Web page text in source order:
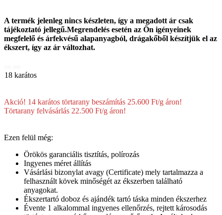
A termék jelenleg nincs készleten, így a megadott ár csak
tájékoztató jellegű.Megrendelés esetén az Ön igényeinek
megfelelő és árfekvésű alapanyagból, drágakőből készítjük el az
ékszert, így az ár változhat.
18 karátos
Akció! 14 karátos törtarany beszámítás 25.600 Ft/g áron!
Törtarany felvásárlás 22.500 Ft/g áron!
Ezen felül még:
Örökös garanciális tisztítás, polírozás
Ingyenes méret állítás
Vásárlási bizonylat avagy (Certificate) mely tartalmazza a
felhasznált kövek minőségét az ékszerben található
anyagokat.
Ékszertartó doboz és ajándék tartó táska minden ékszerhez
Évente 1 alkalommal ingyenes ellenőrzés, rejtett károsodás